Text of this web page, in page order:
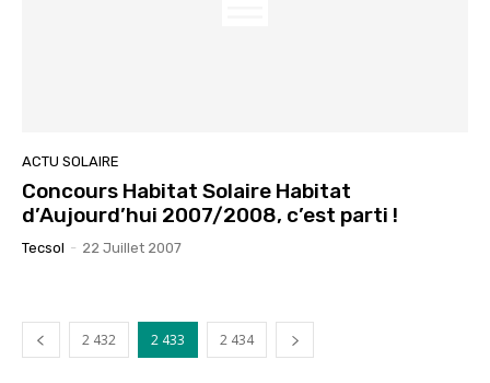
ACTU SOLAIRE
Concours Habitat Solaire Habitat
d’Aujourd’hui 2007/2008, c’est parti !
Tecsol - 22 Juillet 2007
2 432 2 433 2 434